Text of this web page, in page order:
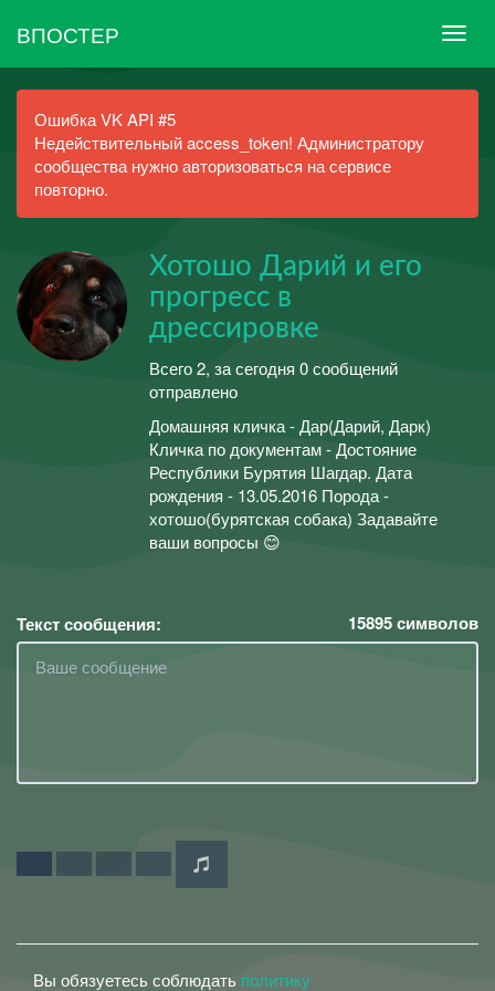
ВПОСТЕР
Ошибка VK API #5
Недействительный access_token! Администратору
сообщества нужно авторизоваться на сервисе
повторно.
Хотошо Дарий и его
прогресс в
дрессировке
Всего 2, за сегодня 0 сообщений
отправлено
Домашняя кличка - Дар(Дарий, Дарк)
Кличка по документам - Достояние
Республики Бурятия Шагдар. Дата
рождения - 13.05.2016 Порода -
хотошо(бурятская собака) Задавайте
ваши вопросы 😊
Текст сообщения: 15895символов
Вы обязуетесь соблюдать политику